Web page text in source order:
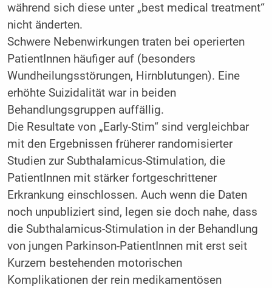
während sich diese unter „best medical treatment“
nicht änderten.
Schwere Nebenwirkungen traten bei operierten
PatientInnen häufiger auf (besonders
Wundheilungsstörungen, Hirnblutungen). Eine
erhöhte Suizidalität war in beiden
Behandlungsgruppen auffällig.
Die Resultate von „Early-Stim“ sind vergleichbar
mit den Ergebnissen früherer randomisierter
Studien zur Subthalamicus-Stimulation, die
PatientInnen mit stärker fortgeschrittener
Erkrankung einschlossen. Auch wenn die Daten
noch unpubliziert sind, legen sie doch nahe, dass
die Subthalamicus-Stimulation in der Behandlung
von jungen Parkinson-PatientInnen mit erst seit
Kurzem bestehenden motorischen
Komplikationen der rein medikamentösen